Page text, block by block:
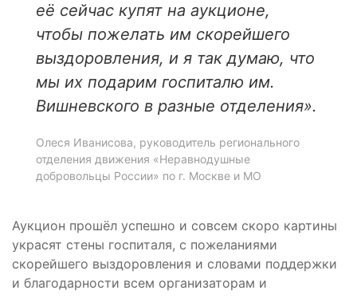
её сейчас купят на аукционе,
чтобы пожелать им скорейшего
выздоровления, и я так думаю, что
мы их подарим госпиталю им.
Вишневского в разные отделения».
Олеся Иванисова, руководитель регионального
отделения движения «Неравнодушные
добровольцы России» по г. Москве и МО
Аукцион прошёл успешно и совсем скоро картины
украсят стены госпиталя, с пожеланиями
скорейшего выздоровления и словами поддержки
и благодарности всем организаторам и